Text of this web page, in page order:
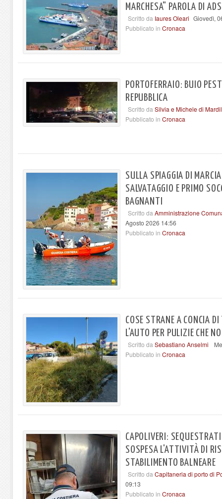
MARCHESA" PAROLA DI
Scritto da Iaures Oleari Giovedì,
Pubblicato in Cronaca
PORTOFERRAIO: BUIO
REPUBBLICA
Scritto daSilvia e Michele di
Pubblicato in Cronaca
SULLA SPIAGGIA DI
SALVATAGGIO E PRIMO
BAGNANTI
Scritto daAmministrazione
Agosto 2026 14:56
Pubblicato in Cronaca
COSE STRANE A CONCIA
L'AUTO PER PULIZIE CHE
Scritto daSebastiano Anselmi
Pubblicato in Cronaca
CAPOLIVERI:
SOSPESA L'ATTIVITÀ DI
STABILIMENTO BALNEARE
Scritto daCapitaneria di porto di
09:13
Pubblicato in Cronaca